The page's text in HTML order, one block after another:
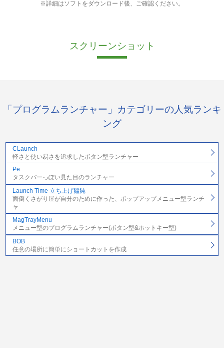
※詳細はソフトをダウンロード後、ご確認ください。
スクリーンショット
「プログラムランチャー」カテゴリーの人気ランキ
ング
CLaunch
軽さと使い易さを追求したボタン型ランチャー
Pe
タスクバーっぽい見た目のランチャー
Launch Time 立ち上げ饂飩
面倒くさがり屋が自分のために作った、ポップアップメニュー型ランチ
ャ
MagTrayMenu
メニュー型のプログラムランチャー(ボタン型&ホットキー型)
BOB
任意の場所に簡単にショートカットを作成